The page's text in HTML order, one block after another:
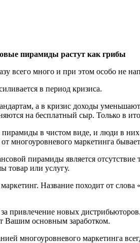
пирамиды растут как грибы
всего много и при этом особо не
в период кризиса.
а в кризис доходы
на бесплатный сыр. Только в
в чистом виде, и люди в
многоуровневого маркетинга
пирамиды является
товар или услугу.
Название походит от
привлечение новых
Вашим основным заработком.
многоуровневого маркетинга